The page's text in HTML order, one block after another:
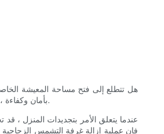
هل تتطلع إلى فتح مساحة المعيشة
بأمان وكفاءة ، مما يمنحك الحرية في إنشاء نظرة جديدة على منزلك. سواء كنت تتطلع إلى التجديد أو تريد ببساطة تغيير ، استمر في القراءة لاكتشاف كيفية إزالة غرفة التشمس الزجاجية بسهولة.
عندما يتعلق الأمر بتجديدات المنزل
فإن عملية إزالة غرفة التشمس